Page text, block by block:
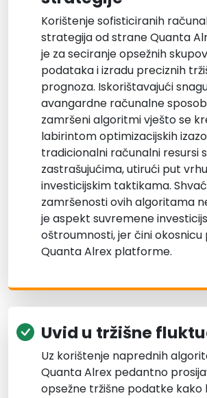
Korištenje sofisticiranih
strategija od strane Quanta
je za seciranje opsežnih
podataka i izradu preciznih
prognoza. Iskorištavajući
avangardne računalne
zamršeni algoritmi vješto se
labirintom optimizacijskih
tradicionalni računalni resursi
zastrašujućima, utirući put
investicijskim taktikama.
zamršenosti ovih algoritama
je aspekt suvremene
oštroumnosti, jer čini okosnicu
Quanta Alrex platforme.
Uvid u tržišne
Uz korištenje naprednih
Quanta Alrex pedantno
opsežne tržišne podatke kako